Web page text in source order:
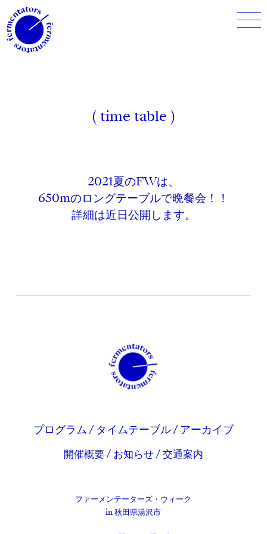
( time table )
2021夏のFWは、
650mのロングテーブルで晩餐会！！
詳細は近日公開します。
プログラム/タイムテーブル/アーカイブ
開催概要/ お知らせ/交通案内
ファーメンテーターズ・ウィーク
in 秋田県湯沢市